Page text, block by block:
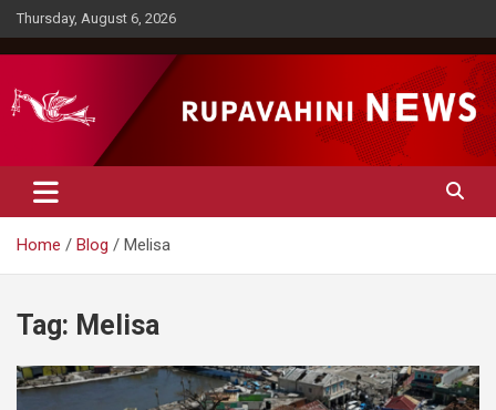
Skip
to
content
Thursday, August 6, 2026
Rupavahini News
Home Blog Melisa
Tag: Melisa